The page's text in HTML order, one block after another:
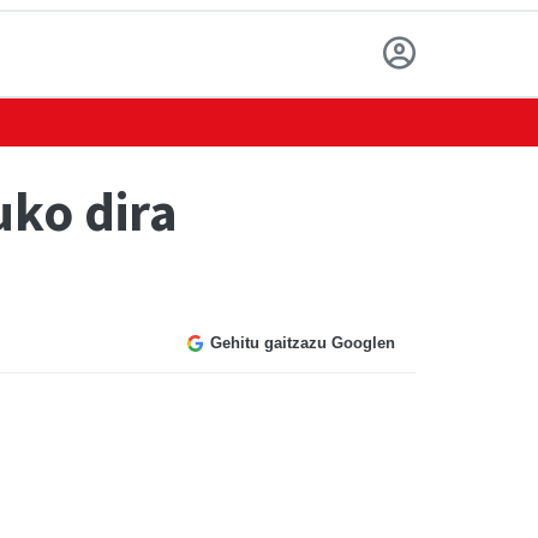
dira
Gehitu gaitzazu Googlen